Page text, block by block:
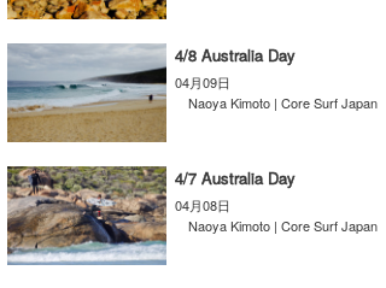
サーフィンエリアガイド
会員メニュー
今月のプレゼント
4/8 Australia Day
04月09日
Naoya Kimoto | Core Surf Japan
4/7 Australia Day
04月08日
Naoya Kimoto | Core Surf Japan
ショップ情報
ショップ情報
湘南
千葉北
伊豆
千葉南
ウラナミ
お知らせ
その他
ルール＆How to
VOTE!